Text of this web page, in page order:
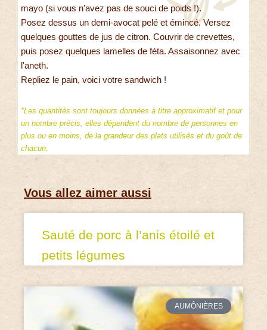
mayo (si vous n'avez pas de souci de poids !).
Posez dessus un demi-avocat pelé et émincé. Versez
quelques gouttes de jus de citron. Couvrir de crevettes,
puis posez quelques lamelles de féta. Assaisonnez avec
l'aneth.
Repliez le pain, voici votre sandwich !
*Les quantités sont toujours données à titre approximatif et pour
un nombre précis, elles dépendent du nombre de personnes en
plus ou en moins, de la grandeur des plats utilisés et du goût de
chacun.
Vous allez aimer aussi
Sauté de porc à l’anis étoilé et
petits légumes
AUMÔNIÈRES